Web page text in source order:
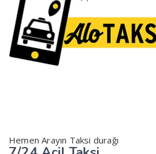
Hemen Arayın Taksi durağı